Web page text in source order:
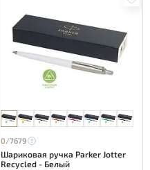
0/7679
Шариковая ручка Parker Jotter
Recycled - Белый